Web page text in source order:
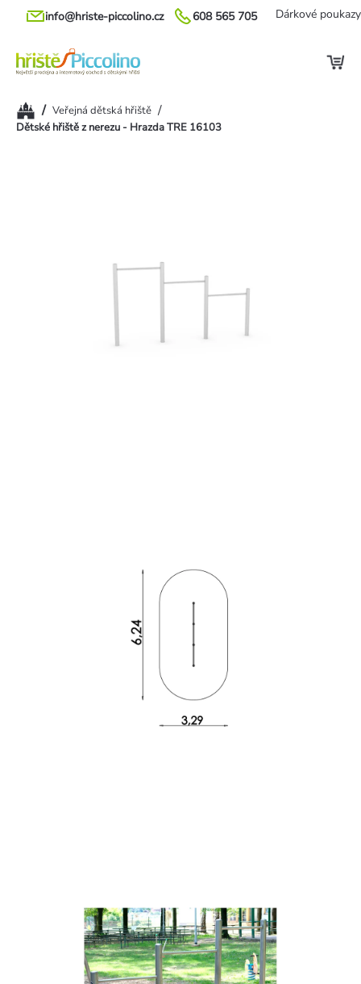
Přejít
608 565 705
info@hriste-piccolino.cz Dárkové poukazy
Domů/ Veřejná dětská hřiště /
Dětské hřiště z nerezu - Hrazda TRE 16103